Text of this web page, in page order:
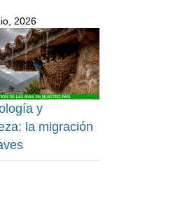
2026
y
la migración